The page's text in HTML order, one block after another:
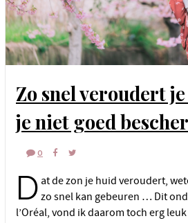
Zo snel veroudert je huid (als je
je niet goed
0
D at de zon je huid veroudert,
zo snel kan gebeuren … Dit
l’Oréal, vond ik daarom toch erg